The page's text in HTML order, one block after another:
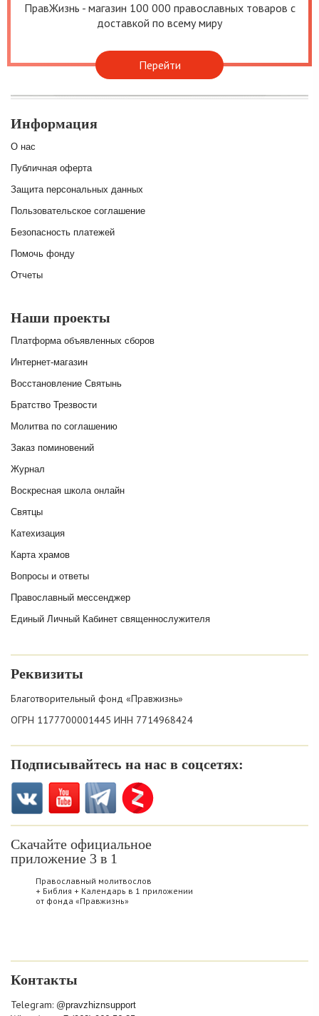
ПравЖизнь - магазин 100 000 православных товаров с
доставкой по всему миру
Перейти
Информация
О нас
Публичная оферта
Защита персональных данных
Пользовательское соглашение
Безопасность платежей
Помочь фонду
Отчеты
Наши проекты
Платформа объявленных сборов
Интернет-магазин
Восстановление Святынь
Братство Трезвости
Молитва по соглашению
Заказ поминовений
Журнал
Воскресная школа онлайн
Святцы
Катехизация
Карта храмов
Вопросы и ответы
Православный мессенджер
Единый Личный Кабинет священнослужителя
Реквизиты
Благотворительный фонд «Правжизнь»
ОГРН 1177700001445 ИНН 7714968424
Подписывайтесь на нас в соцсетях:
Скачайте официальное
приложение 3 в 1
Православный молитвослов
+ Библия + Календарь в 1 приложении
от фонда «Правжизнь»
Контакты
Telegram: @pravzhiznsupport